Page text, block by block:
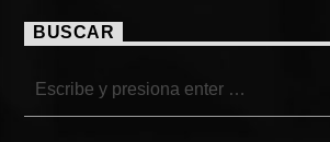
BUSCAR